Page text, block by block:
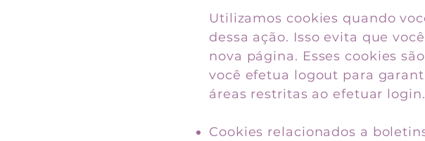
Utilizamos cookies quando
dessa ação. Isso evita que
nova página. Esses cookies
você efetua logout para
áreas restritas ao efetuar login.
Cookies relacionados a